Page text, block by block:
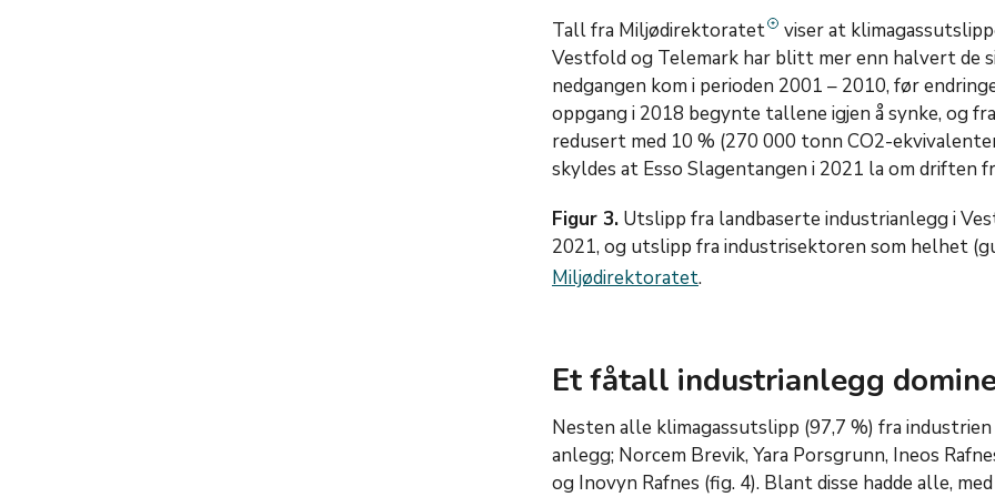
Tall fra Miljødirektoratet viser at
Vestfold og Telemark har blitt mer enn halvert de
nedgangen kom i perioden 2001 – 2010, før
oppgang i 2018 begynte tallene igjen å synke, og
redusert med 10 % (270 000 tonn CO2-
skyldes at Esso Slagentangen i 2021 la om
Figur 3.Utslipp fra landbaserte industrianlegg i
2021, og utslipp fra industrisektoren som helhet
Miljødirektoratet.
Et fåtall industrianlegg
Nesten alle klimagassutslipp (97,7 %) fra
anlegg; Norcem Brevik, Yara Porsgrunn, Ineos
og Inovyn Rafnes (fig. 4). Blant disse hadde alle,